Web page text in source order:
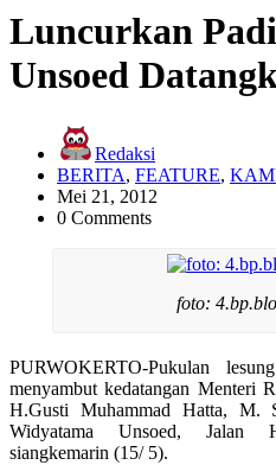
Luncurkan
Unsoed
Redaksi
BERITA, FEATURE,
Mei 21, 2012
0 Comments
foto:
PURWOKERTO-Pukulan
menyambut kedatangan Menteri
H.Gusti Muhammad Hatta, M.
Widyatama Unsoed, Jalan
siangkemarin (15/ 5).